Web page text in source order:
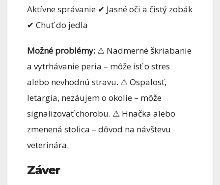
Aktívne správanie ✔ Jasné oči a čistý zobák
✔ Chuť do jedla
Možné problémy: ⚠ Nadmerné škriabanie
a vytrhávanie peria – môže ísť o stres
alebo nevhodnú stravu. ⚠ Ospalosť,
letargia, nezáujem o okolie – môže
signalizovať chorobu. ⚠ Hnačka alebo
zmenená stolica – dôvod na návštevu
veterinára.
Záver